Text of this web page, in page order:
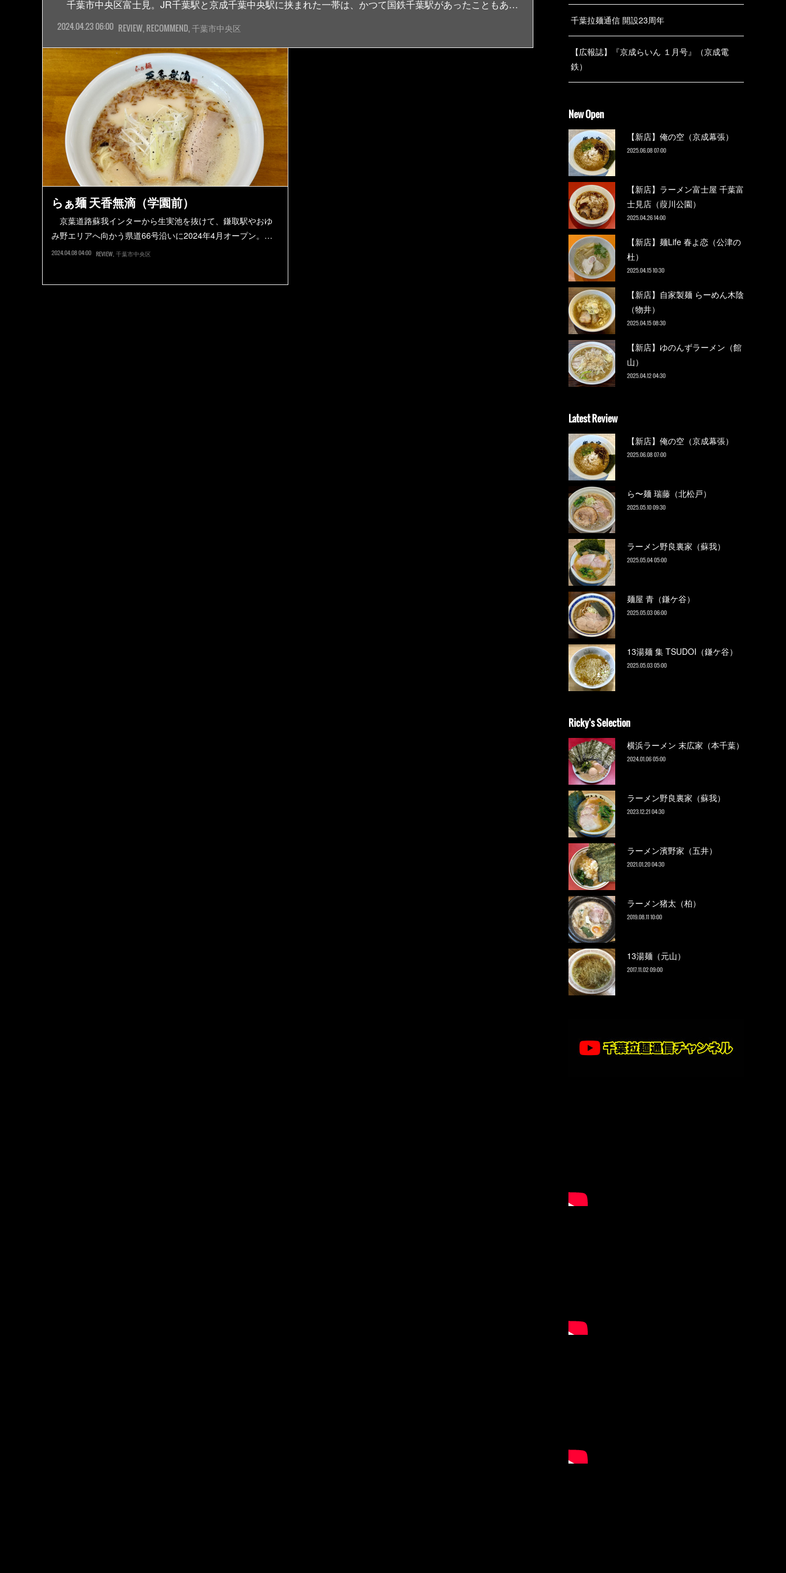
千葉市中央区富士見。JR千葉駅と京成千葉中央駅に挟まれた一帯は、かつて国鉄千葉駅があったこともあ…
2024.04.23 06:00 REVIEW RECOMMEND 千葉市中央区
らぁ麺 天香無滴（学園前）
京葉道路蘇我インターから生実池を抜けて、鎌取駅やおゆ
み野エリアへ向かう県道66号沿いに2024年4月オープン。…
2024.04.08 04:00 REVIEW 千葉市中央区
千葉拉麺通信 開設23周年
【広報誌】『京成らいん １月号』（京成電
鉄）
New Open
【新店】俺の空（京成幕張）
2025.06.08 07:00
【新店】ラーメン富士屋 千葉富
士見店（葭川公園）
2025.04.26 14:00
【新店】麺Life 春よ恋（公津の
杜）
2025.04.15 10:30
【新店】自家製麺 らーめん木陰
（物井）
2025.04.15 08:30
【新店】ゆのんずラーメン（館
山）
2025.04.12 04:30
Latest Review
【新店】俺の空（京成幕張）
2025.06.08 07:00
ら〜麺 瑞藤（北松戸）
2025.05.10 09:30
ラーメン野良裏家（蘇我）
2025.05.04 05:00
麺屋 青（鎌ケ谷）
2025.05.03 06:00
13湯麺 集 TSUDOI（鎌ケ谷）
2025.05.03 05:00
Ricky's Selection
横浜ラーメン 末広家（本千葉）
2024.01.06 05:00
ラーメン野良裏家（蘇我）
2023.12.21 04:30
ラーメン濱野家（五井）
2021.01.20 04:30
ラーメン猪太（柏）
2019.08.11 10:00
13湯麺（元山）
2017.11.02 09:00